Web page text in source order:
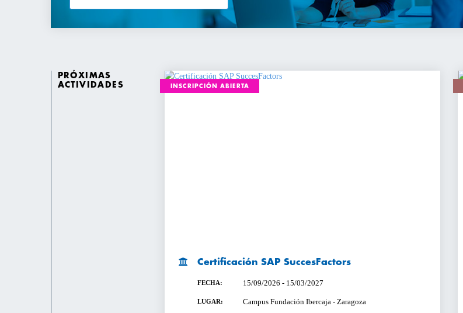
PRÓXIMAS
ACTIVIDADES
INSCRIPCIÓN ABIERTA
Certificación SAP SuccesFactors
FECHA: 15/09/2026 - 15/03/2027
LUGAR: Campus Fundación Ibercaja - Zaragoza